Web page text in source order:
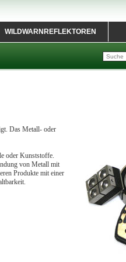
WILDWARNREFLEKTOREN
Das Metall- oder
oder Kunststoffe.
von Metall mit
Produkte mit einer